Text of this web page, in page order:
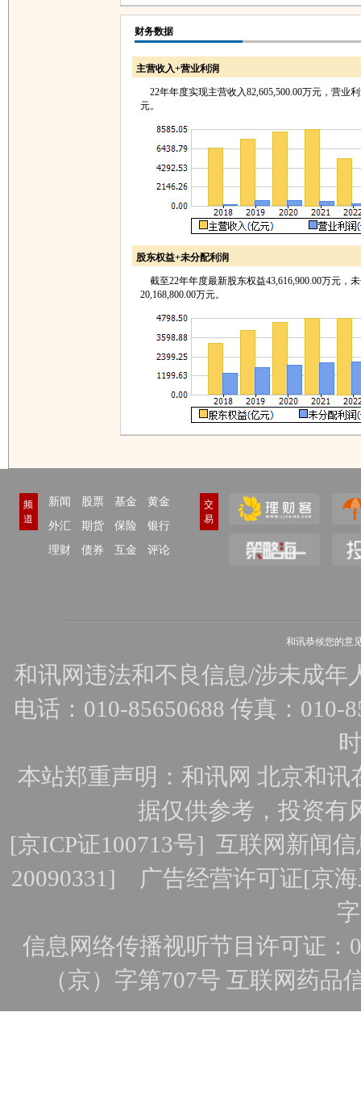
财务数据
主营收入+营业利润
22年年度实现主营收入82,605,500.00万元，营业利
元。
股东权益+未分配利润
截至22年年度最新股东权益43,616,900.00万元，
20,168,800.00万元。
频
道
新闻 股票 基金
黄金
外汇
期货 保险
银行
理财
债券 互金 评论
交
易
和讯恭候您的意
和讯网违法和不良信息/涉未成年
电话：010-85650688 传真：010-
本站郑重声明：和讯网 北京和
据仅供参考，投资有
[京ICP证100713号]互联网新闻
20090331] 广告经营许可证[京
信息网络传播视听节目许可证：
（京）字第707号 互联网药品